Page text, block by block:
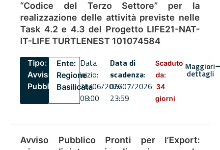
“Codice del Terzo Settore” per la
realizzazione delle attività previste nelle
Task 4.2 e 4.3 del Progetto LIFE21-NAT-
IT-LIFE TURTLENEST 101074584
Tipo:
Avviso
Pubblico
Ente:
Regione
Basilicata
Data
inizio:
26/06/2026
08:00
Data di
scadenza:
06/07/2026
23:59
Scaduto
da:
34
giorni
Maggiori
dettagli
Avviso Pubblico Pronti per l’Export: